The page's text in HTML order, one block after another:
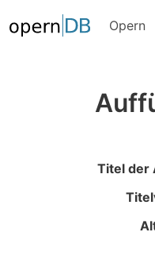
Opern
Titel der